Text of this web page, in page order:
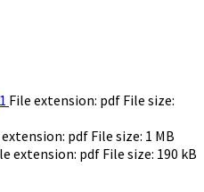
File extension: pdf File size:
extension: pdf File size: 1 MB
extension: pdf File size: 190 kB